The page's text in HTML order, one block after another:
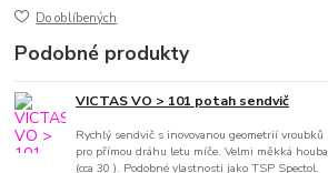
Do oblíbených
Podobné produkty
VICTAS VO > 101 potah sendvič
Rychlý sendvič s inovovanou geometrií vroubků
pro přímou dráhu letu míče. Velmi měkká houba
(cca 30 ). Podobné vlastnosti jako TSP Spectol.